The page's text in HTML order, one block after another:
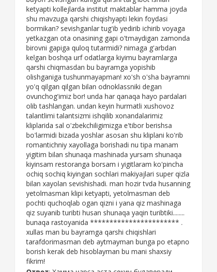
ketyapti kollejlarda institut maktablar hamma joyda
shu mavzuga qarshi chiqishyapti lekin foydasi
bormikan? sevishganlar tug'ib yedirib ichirib voyaga
yetkazgan ota onasining gapi o'tmaydigan zamonda
birovni gapiga quloq tutarmidi? nimaga g'arbdan
kelgan boshqa urf odatlarga kiyimu bayramlarga
qarshi chiqmasdan bu bayramga yopishib
olishganiga tushunmayapman! xo'sh o'sha bayramni
yo'q qilgan qilgan bilan odnoklassniki degan
ovunchog'imiz bor! unda har qanaqa hayo pardalari
olib tashlangan. undan keyin hurmatli xushovoz
talantlimi talantsizmi ishqilib xonandalarimiz
kliplarida sal o'zbekchiligimizga e'tibor berishsa
bo'larmidi bizada yoshlar asosan shu kliplani ko'rib
romantichniy xayollaga borishadi nu tipa manam
yigitim bilan shunaqa mashinada yursam shunaqa
kiyinsam restoranga borsam i yigitlaram ko'pincha
ochiq sochiq kiyingan sochlari makiyajlari super qizla
bilan xayolan sevishishadi. man hozir tvda husanning
yetolmasman klipi ketyapti, yetolmasman deb
pochti quchoqlab ogan qizni i yana qiz mashinaga
qiz suyanib turibti husan shunaqa yaqin turibtiki........
bunaqa rastoyanida *********************** .
xullas man bu bayramga qarshi chiqishlari
tarafdorimasman deb aytmayman bunga po etapno
borish kerak deb hisoblayman bu mani shaxsiy
fikrim!